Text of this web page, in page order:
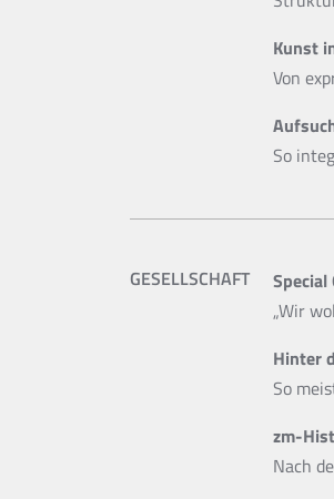
Kunst
Von
So
GESELLSCHAFT
„Wir
Hinter
So
zm-
Nach